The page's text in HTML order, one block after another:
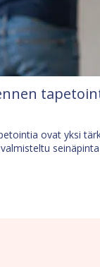
ovat yksi